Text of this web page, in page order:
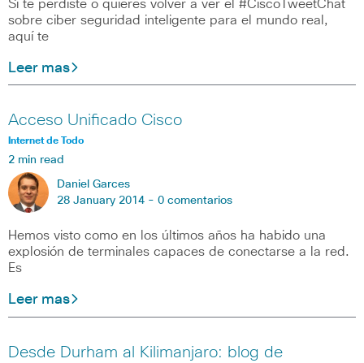
Si te perdiste o quieres volver a ver el #CiscoTweetChat
sobre ciber seguridad inteligente para el mundo real,
aquí te
Leer mas
Acceso Unificado Cisco
Internet de Todo
2 min read
Daniel Garces
28 January 2014 - 0 comentarios
Hemos visto como en los últimos años ha habido una
explosión de terminales capaces de conectarse a la red.
Es
Leer mas
Desde Durham al Kilimanjaro: blog de